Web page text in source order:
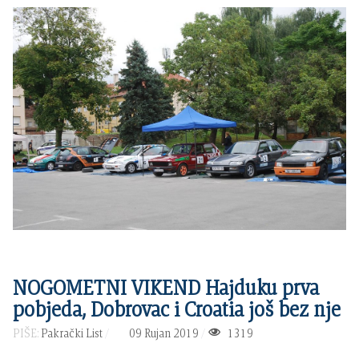
NOGOMETNI VIKEND Hajduku prva
pobjeda, Dobrovac i Croatia još bez nje
PIŠE: Pakrački List 09 Rujan 2019 1319